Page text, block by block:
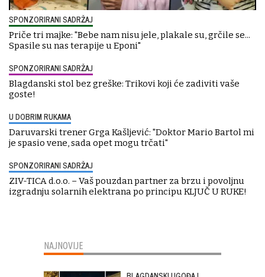
SPONZORIRANI SADRŽAJ
Priče tri majke: "Bebe nam nisu jele, plakale su, grčile se...
Spasile su nas terapije u Eponi"
SPONZORIRANI SADRŽAJ
Blagdanski stol bez greške: Trikovi koji će zadiviti vaše
goste!
U DOBRIM RUKAMA
Daruvarski trener Grga Kašljević: "Doktor Mario Bartol mi
je spasio vene, sada opet mogu trčati"
SPONZORIRANI SADRŽAJ
ZIV-TICA d.o.o. – Vaš pouzdan partner za brzu i povoljnu
izgradnju solarnih elektrana po principu KLJUČ U RUKE!
NAJNOVIJE